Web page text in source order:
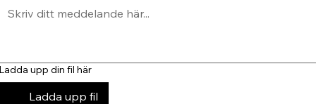
upp din fil här
Ladda upp fil